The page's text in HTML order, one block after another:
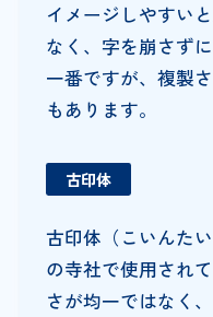
イメージしやすい
なく、字を崩さず
一番ですが、複製
もあります。
古印体
古印体（こいんた
の寺社で使用され
さが均一ではなく